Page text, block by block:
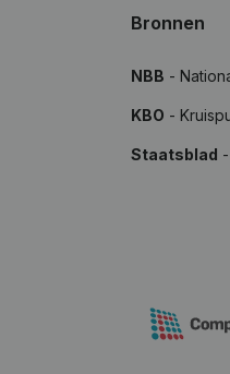
Bronnen
NBB -
KBO -
Staatsblad